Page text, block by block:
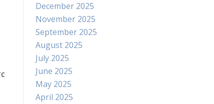
December 2025
November 2025
September 2025
August 2025
July 2025
June 2025
May 2025
April 2025